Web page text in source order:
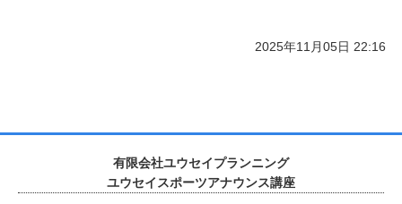
2025年11月05日 22:16
有限会社ユウセイプランニング
ユウセイスポーツアナウンス講座